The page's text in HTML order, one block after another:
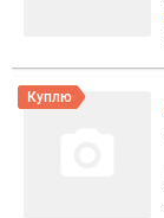
Куплю